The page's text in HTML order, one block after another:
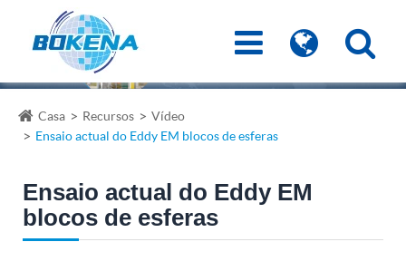
Casa Recursos
Vídeo
Ensaio actual do Eddy EM blocos de esferas
Ensaio actual do Eddy EM
blocos de esferas